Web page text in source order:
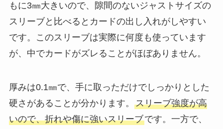
もに3㎜大きいので、隙間のないジャストサイズの
スリーブと比べるとカードの出し入れがしやすい
です。このスリーブは実際に何度も使っています
が、中でカードがズレることがほぼありません。
厚みは0.1㎜で、手に取っただけでしっかりとした
硬さがあることが分かります。 スリーブ強度が高
いので、折れや傷に強いスリーブです。一方で、